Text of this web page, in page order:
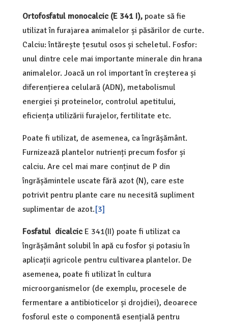
Ortofosfatul monocalcic (E 341 I), poate să fie
utilizat în furajarea animalelor și păsărilor de curte.
Calciu: întărește țesutul osos și scheletul. Fosfor:
unul dintre cele mai importante minerale din hrana
animalelor. Joacă un rol important în creșterea și
diferențierea celulară (ADN), metabolismul
energiei și proteinelor, controlul apetitului,
eficiența utilizării furajelor, fertilitate etc.
Poate fi utilizat, de asemenea, ca îngrășământ.
Furnizează plantelor nutrienți precum fosfor și
calciu. Are cel mai mare conținut de P din
îngrășămintele uscate fără azot (N), care este
potrivit pentru plante care nu necesită supliment
suplimentar de azot.[3]
Fosfatul dicalcic E 341(II) poate fi utilizat ca
îngrășământ solubil în apă cu fosfor și potasiu în
aplicații agricole pentru cultivarea plantelor. De
asemenea, poate fi utilizat în cultura
microorganismelor (de exemplu, procesele de
fermentare a antibioticelor și drojdiei), deoarece
fosforul este o componentă esențială pentru